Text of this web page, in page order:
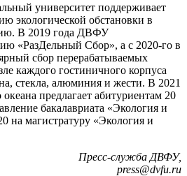
университет поддерживает
экологической обстановки в
В 2019 года ДВФУ
«РазДельный Сбор», а с 2020-го в
сбор перерабатываемых
каждого гостиничного корпуса
стекла, алюминия и жести. В 2021
предлагает абитуриентам 20
бакалавриата «‎Экология и
на магистратуру «Экология и
Пресс-служба ДВФУ,
press@dvfu.ru